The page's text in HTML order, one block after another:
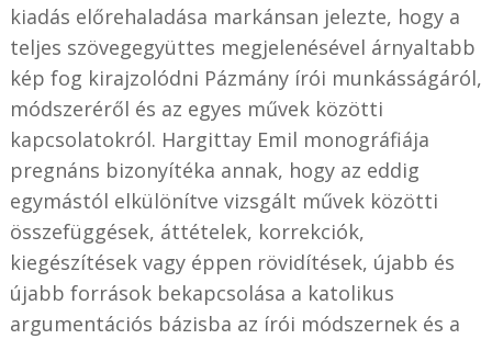
kiadás előrehaladása markánsan jelezte, hogy a
teljes szövegegyüttes megjelenésével árnyaltabb
kép fog kirajzolódni Pázmány írói munkásságáról,
módszeréről és az egyes művek közötti
kapcsolatokról. Hargittay Emil monográfiája
pregnáns bizonyítéka annak, hogy az eddig
egymástól elkülönítve vizsgált művek közötti
összefüggések, áttételek, korrekciók,
kiegészítések vagy éppen rövidítések, újabb és
újabb források bekapcsolása a katolikus
argumentációs bázisba az írói módszernek és a